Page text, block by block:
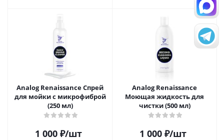
Analog Renaissance Спрей
для мойки с микрофиброй
(250 мл)
1 000₽/шт
Analog Renaissance
Моющая жидкость для
чистки (500 мл)
1 000₽/шт